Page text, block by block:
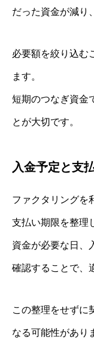
だった資金が減り
必要額を絞り込む
ます。
短期のつなぎ資金
とが大切です。
入金予定と支
ファクタリングを
支払い期限を整理
資金が必要な日、
確認することで、
この整理をせずに
なる可能性があり